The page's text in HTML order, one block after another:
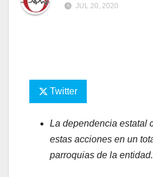
JUL 20, 2020
Twitter
La dependencia estatal
estas acciones en un
parroquias de la entidad.